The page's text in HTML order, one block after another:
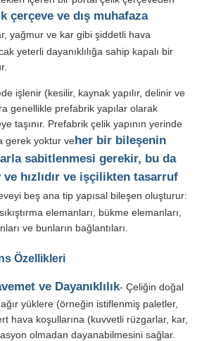
çerçeve ve dış muhafaza
yağmur ve kar gibi şiddetli hava
yeterli dayanıklılığa sahip kapalı bir
işlenir (kesilir, kaynak yapılır, delinir ve
genellikle prefabrik yapılar olarak
taşınır. Prefabrik çelik yapının yerinde
gerek yoktur veher bir bileşenin
sabitlenmesi gerekir, bu da
hızlıdır ve işçilikten tasarruf
beş ana tip yapısal bileşen oluşturur:
elemanları, bükme elemanları,
ve bunların bağlantıları.
Özellikleri
ve Dayanıklılık- Çeliğin doğal
yüklere (örneğin istiflenmiş paletler,
hava koşullarına (kuvvetli rüzgarlar, kar,
olmadan dayanabilmesini sağlar.